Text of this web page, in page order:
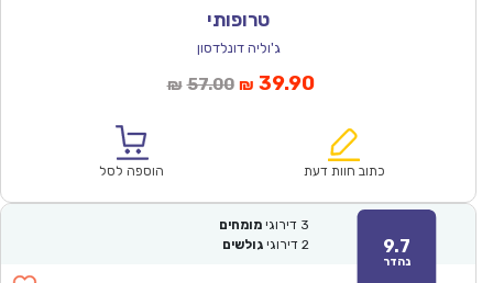
טרופותי
ג'וליה דונלדסון
₪ 57.00המחיר
₪57.00.
₪ 39.90המחיר
הוא:
כתוב חוות דעת הוספה לסל
9.7
נהדר
3 דירוגי מומחים
2 דירוגי גולשים